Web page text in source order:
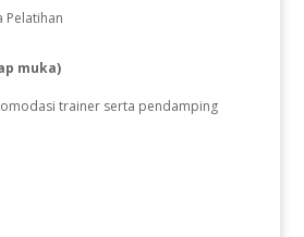
Pelatihan
muka)
trainer serta pendamping